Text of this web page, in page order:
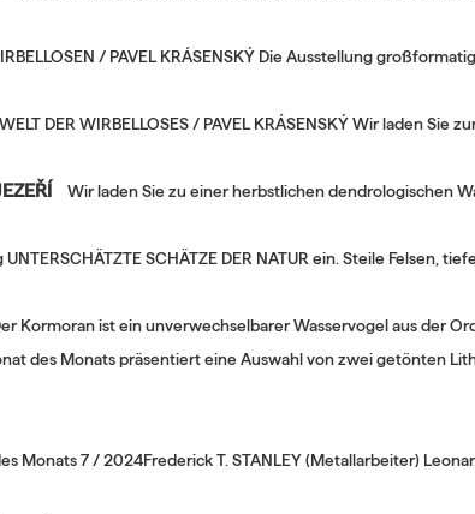
/ PAVEL KRÁSENSKÝ Die Ausstellung
DER WIRBELLOSES / PAVEL KRÁSENSKÝ Wir laden
Wir laden Sie zu einer herbstlichen dendrologischen
SCHÄTZE DER NATUR ein. Steile Felsen,
Kormoran ist ein unverwechselbarer Wasservogel aus der
des Monats präsentiert eine Auswahl von zwei getönten
Monats 7 / 2024Frederick T. STANLEY (Metallarbeiter)